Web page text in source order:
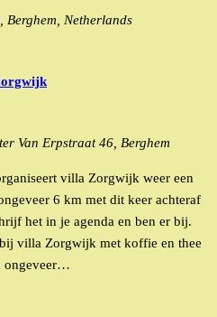
Berghem, Netherlands
Van Erpstraat 46, Berghem
villa Zorgwijk weer een
6 km met dit keer achteraf
het in je agenda en ben er bij.
villa Zorgwijk met koffie en thee
ongeveer…